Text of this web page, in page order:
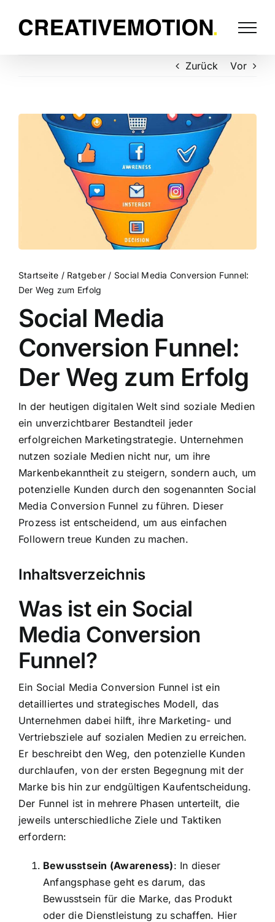
Zurück Vor
Startseite / Ratgeber / Social Media Conversion Funnel:
Der Weg zum Erfolg
Social Media
Conversion Funnel:
Der Weg zum Erfolg
In der heutigen digitalen Welt sind soziale Medien
ein unverzichtbarer Bestandteil jeder
erfolgreichen Marketingstrategie. Unternehmen
nutzen soziale Medien nicht nur, um ihre
Markenbekanntheit zu steigern, sondern auch, um
potenzielle Kunden durch den sogenannten Social
Media Conversion Funnel zu führen. Dieser
Prozess ist entscheidend, um aus einfachen
Followern treue Kunden zu machen.
Inhaltsverzeichnis
Was ist ein Social
Media Conversion
Funnel?
Ein Social Media Conversion Funnel ist ein
detailliertes und strategisches Modell, das
Unternehmen dabei hilft, ihre Marketing- und
Vertriebsziele auf sozialen Medien zu erreichen.
Er beschreibt den Weg, den potenzielle Kunden
durchlaufen, von der ersten Begegnung mit der
Marke bis hin zur endgültigen Kaufentscheidung.
Der Funnel ist in mehrere Phasen unterteilt, die
jeweils unterschiedliche Ziele und Taktiken
erfordern:
Bewusstsein (Awareness): In dieser
Anfangsphase geht es darum, das
Bewusstsein für die Marke, das Produkt
oder die Dienstleistung zu schaffen. Hier